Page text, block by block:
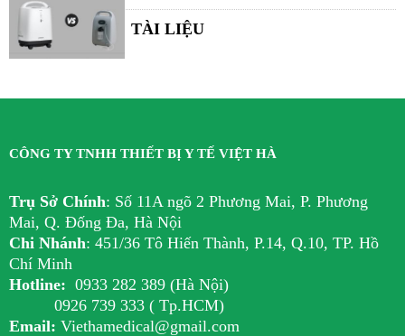
TÀI LIỆU
CÔNG TY TNHH THIẾT BỊ Y TẾ VIỆT HÀ
Trụ Sở Chính: Số 11A ngõ 2 Phương Mai, P. Phương
Mai, Q. Đống Đa, Hà Nội
Chi Nhánh: 451/36 Tô Hiến Thành, P.14, Q.10, TP. Hồ
Chí Minh
Hotline: 0933 282 389 (Hà Nội)
0926 739 333 ( Tp.HCM)
Email: Viethamedical@gmail.com